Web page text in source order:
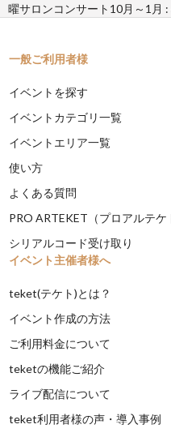
曜サロンコンサート10月～1月
一般ご利用者様
イベントを探す
イベントカテゴリ一覧
イベントエリア一覧
使い方
よくある質問
PRO ARTEKET（プロアルテケ
シリアルコード受け取り
イベント主催者様へ
teket(テケト)とは？
イベント作成の方法
ご利用料金について
teketの機能ご紹介
ライブ配信について
teket利用者様の声・導入事例